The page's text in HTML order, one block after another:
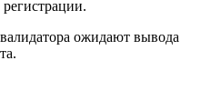
ожидают вывода